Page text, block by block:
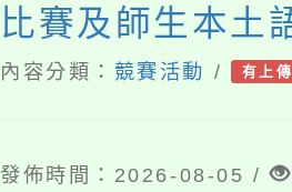
比賽及師生本土
語歌謠比賽
內容分類： 競賽活動 / 有上
發佈時間：2026-08-05 /